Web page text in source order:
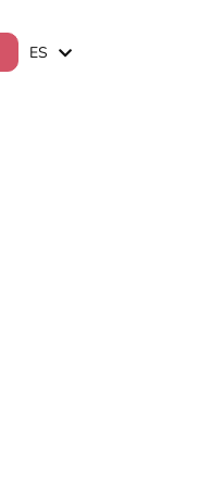
ES
PT